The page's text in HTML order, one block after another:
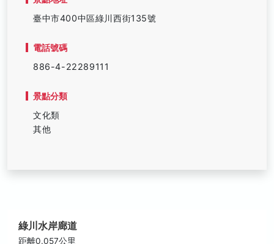
臺中市400中區綠川西街135號
電話號碼
886-4-22289111
景點分類
文化類
其他
綠川水岸廊道
距離0.057公里